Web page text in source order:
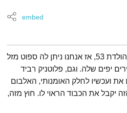
embed
היום מיסי אליוט חוגגת יום הולדת 53, אז אנחנו ניתן לה ספוט מזל
יפים שלה. וגם, פלוטניק רביד
את ועכשיו לחלק האומנותי, האלבום
יקבל את הכבוד הראוי לו. חוץ מזה,